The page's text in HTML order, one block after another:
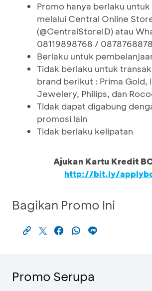
Promo hanya berlaku
melalui Central Online
(@CentralStoreID) atau
08119898768 /
Berlaku untuk
Tidak berlaku untuk
brand berikut : Prima Gold,
Jewelery, Philips, dan
Tidak dapat digabung
promosi lain
Tidak berlaku kelipatan
Ajukan Kartu Kredit
http://bit.ly/
Bagikan Promo Ini
Promo Serupa